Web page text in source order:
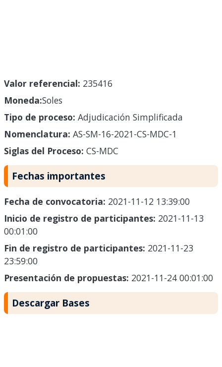
Valor referencial: 235416
Moneda:Soles
Tipo de proceso: Adjudicación Simplificada
Nomenclatura: AS-SM-16-2021-CS-MDC-1
Siglas del Proceso: CS-MDC
Fechas importantes
Fecha de convocatoria: 2021-11-12 13:39:00
Inicio de registro de participantes: 2021-11-13
00:01:00
Fin de registro de participantes: 2021-11-23
23:59:00
Presentación de propuestas: 2021-11-24 00:01:00
Descargar Bases